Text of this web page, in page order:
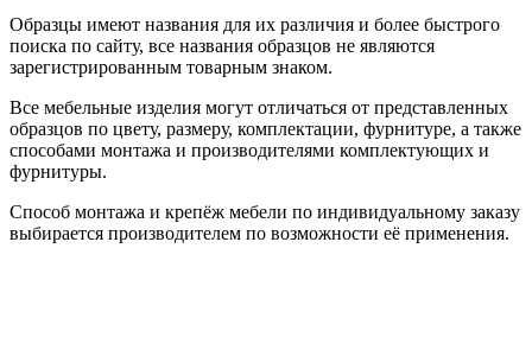
Образцы имеют названия для их различия и более быстрого
поиска по сайту, все названия образцов не являются
зарегистрированным товарным знаком.
Все мебельные изделия могут отличаться от представленных
образцов по цвету, размеру, комплектации, фурнитуре, а также
способами монтажа и производителями комплектующих и
фурнитуры.
Способ монтажа и крепёж мебели по индивидуальному заказу
выбирается производителем по возможности её применения.